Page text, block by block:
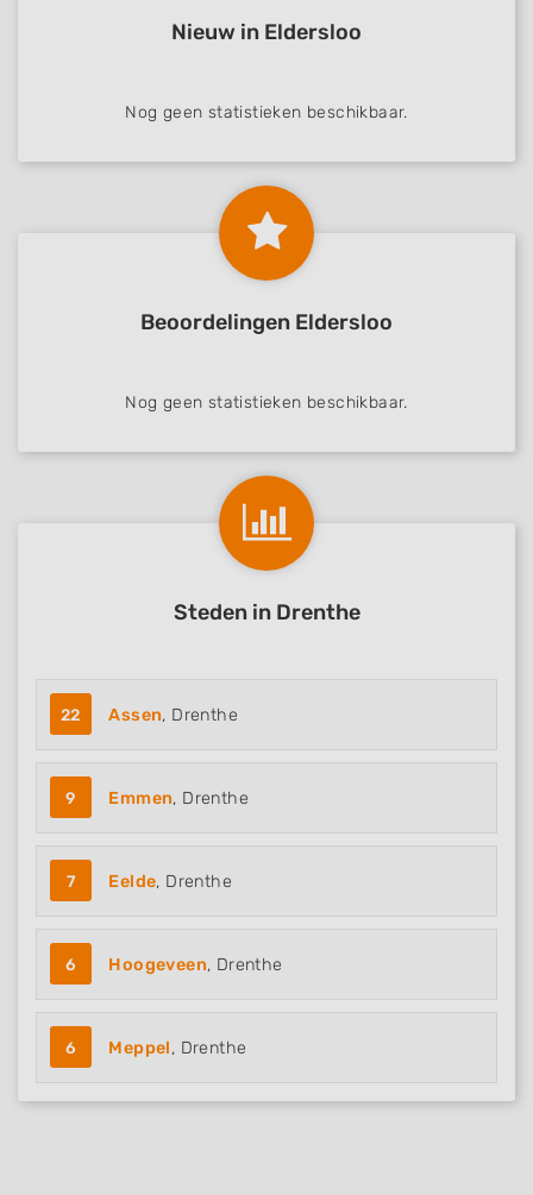
Nieuw in Eldersloo
Nog geen statistieken beschikbaar.
Beoordelingen Eldersloo
Nog geen statistieken beschikbaar.
Steden in Drenthe
22 Assen, Drenthe
9 Emmen, Drenthe
7 Eelde, Drenthe
6 Hoogeveen, Drenthe
6 Meppel, Drenthe